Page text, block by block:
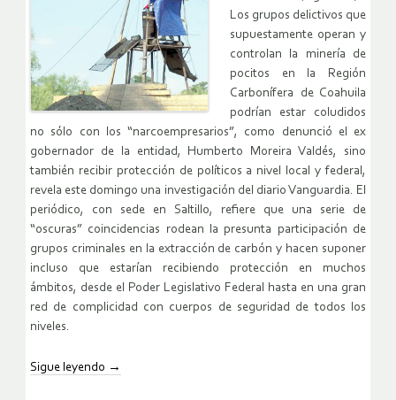
Los grupos delictivos que
supuestamente operan y
controlan la minería de
pocitos en la Región
Carbonífera de Coahuila
podrían estar coludidos
no sólo con los “narcoempresarios”, como denunció el ex
gobernador de la entidad, Humberto Moreira Valdés, sino
también recibir protección de políticos a nivel local y federal,
revela este domingo una investigación del diario Vanguardia. El
periódico, con sede en Saltillo, refiere que una serie de
“oscuras” coincidencias rodean la presunta participación de
grupos criminales en la extracción de carbón y hacen suponer
incluso que estarían recibiendo protección en muchos
ámbitos, desde el Poder Legislativo Federal hasta en una gran
red de complicidad con cuerpos de seguridad de todos los
niveles.
Sigue leyendo →